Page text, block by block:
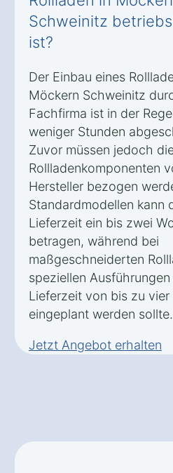
Schweinitz
ist?
Der Einbau eines
Möckern Schweinitz
Fachfirma ist in der
weniger Stunden
Zuvor müssen jedoch
Rollladenkomponenten
Hersteller bezogen
Standardmodellen kann
Lieferzeit ein bis zwei
betragen, während bei
maßgeschneiderten
speziellen Ausführungen
Lieferzeit von bis zu vier
eingeplant werden sollte.
Jetzt Angebot erhalten